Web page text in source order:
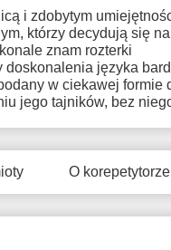
i zdobytym
którzy decydują się na
znam rozterki
doskonalenia języka
w ciekawej formie
jego tajników, bez
O korepetytorze
śro
12
13
Brak
dostępnych
Brak